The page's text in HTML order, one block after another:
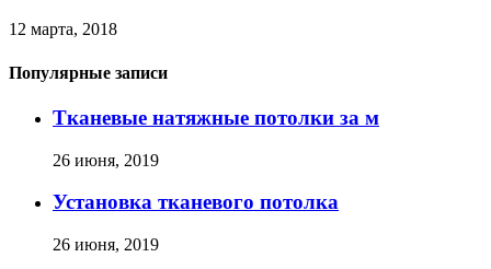
12 марта, 2018
Популярные записи
Тканевые натяжные потолки за м
26 июня, 2019
Установка тканевого потолка
26 июня, 2019